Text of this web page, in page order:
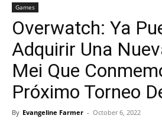
de
Botin
Games
Overwatch: Ya
Adquirir Una
Mei Que
Próximo Torneo
By Evangeline Farmer - October 6, 2022